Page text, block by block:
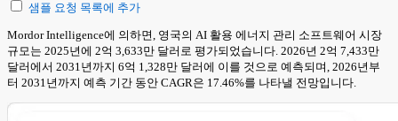
샘플 요청 목록에 추가
Mordor Intelligence에 의하면, 영국의 AI 활용 에너지 관리 소프트웨어 시장
규모는 2025년에 2억 3,633만 달러로 평가되었습니다. 2026년 2억 7,433만
달러에서 2031년까지 6억 1,328만 달러에 이를 것으로 예측되며, 2026년부
터 2031년까지 예측 기간 동안 CAGR은 17.46%를 나타낼 전망입니다.